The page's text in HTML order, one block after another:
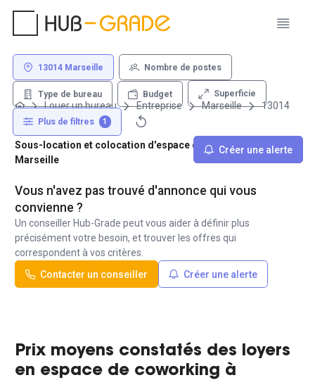
13014 Marseille Nombre de postes
Type de bureau Budget Superficie
Plus de filtres 1
Créer une alerte
Louer un bureau Entreprise Marseille 13014
Sous-location et colocation d'espace de travail - 13014
Marseille
Vous n'avez pas trouvé d'annonce qui vous
convienne ?
Un conseiller Hub-Grade peut vous aider à définir plus
précisément votre besoin, et trouver les offres qui
correspondent à vos critères.
Contacter un conseiller
Créer une alerte
Prix moyens constatés des loyers
en espace de coworking à